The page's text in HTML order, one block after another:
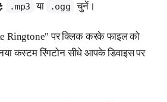
.mp3 या .ogg चुनें।
Ringtone" पर क्लिक करके फाइल को
कस्टम रिंगटोन सीधे आपके डिवाइस पर